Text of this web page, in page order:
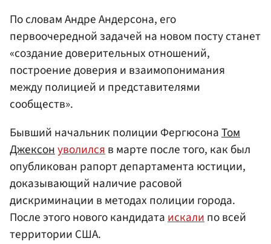
По словам Андре Андерсона, его
первоочередной задачей на новом посту станет
«создание доверительных отношений,
построение доверия и взаимопонимания
между полицией и представителями
сообществ».
Бывший начальник полиции ФергюсонаТом
Джексонуволилсяв марте после того, как был
опубликован рапорт департамента юстиции,
доказывающий наличие расовой
дискриминации в методах полиции города.
После этого нового кандидатаискалипо всей
территории США.